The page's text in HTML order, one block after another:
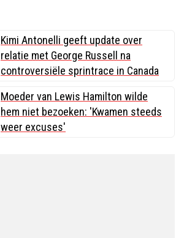
Kimi Antonelli geeft update over
relatie met George Russell na
controversiële sprintrace in Canada
Moeder van Lewis Hamilton wilde
hem niet bezoeken: 'Kwamen steeds
weer excuses'